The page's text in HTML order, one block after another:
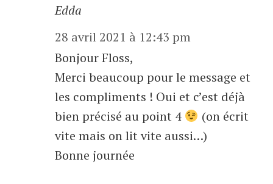
Edda
28 avril 2021 à 12:43 pm
Bonjour Floss,
Merci beaucoup pour le message et
les compliments ! Oui et c’est déjà
bien précisé au point 4
(on écrit
vite mais on lit vite aussi…)
Bonne journée